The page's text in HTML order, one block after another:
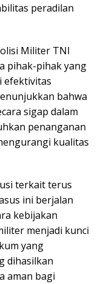
peradilan
Militer TNI
pihak-pihak yang
efektivitas
bahwa
sigap dalam
penanganan
kualitas
terkait terus
ini berjalan
kebijakan
menjadi kunci
yang
dihasilkan
aman bagi